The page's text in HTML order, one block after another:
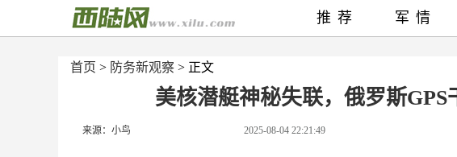
首页 > 防务新观察 > 正文
美核潜艇神秘失联，俄罗斯
来源：小鸟 2025-08-04 22:21:49
推荐 军情